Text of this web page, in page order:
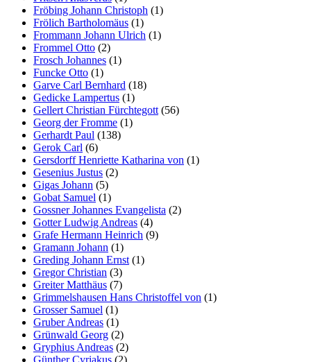
Fröbing Johann Christoph (1)
Frölich Bartholomäus (1)
Frommann Johann Ulrich (1)
Frommel Otto (2)
Frosch Johannes (1)
Funcke Otto (1)
Garve Carl Bernhard (18)
Gedicke Lampertus (1)
Gellert Christian Fürchtegott (56)
Georg der Fromme (1)
Gerhardt Paul (138)
Gerok Carl (6)
Gersdorff Henriette Katharina von (1)
Gesenius Justus (2)
Gigas Johann (5)
Gobat Samuel (1)
Gossner Johannes Evangelista (2)
Gotter Ludwig Andreas (4)
Grafe Hermann Heinrich (9)
Gramann Johann (1)
Greding Johann Ernst (1)
Gregor Christian (3)
Greiter Matthäus (7)
Grimmelshausen Hans Christoffel von (1)
Grosser Samuel (1)
Gruber Andreas (1)
Grünwald Georg (2)
Gryphius Andreas (2)
Günther Cyriakus (2)